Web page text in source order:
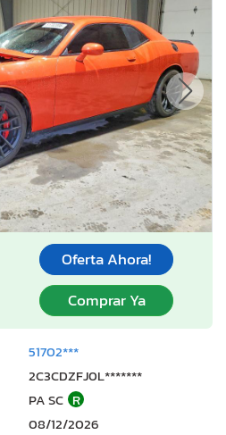
Oferta Ahora!
Comprar Ya
51702***
2C3CDZFJ0L*******
PA SC R
08/12/2026